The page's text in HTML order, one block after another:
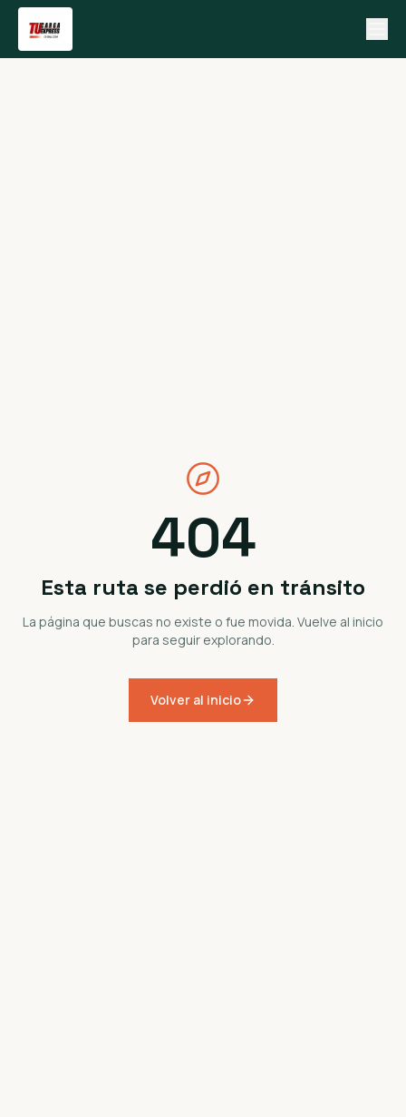
404
Esta ruta se perdió en tránsito
La página que buscas no existe o fue movida. Vuelve al inicio
para seguir explorando.
Volver al inicio